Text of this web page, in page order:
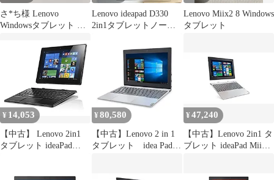
さ*ち様 Lenovo
Windowsタブレット パ
Lenovo ideapad D330
2in1タブレットノート
Lenovo Miix2 8 Windows
タブレット
¥ 14,053
【中古】 Lenovo 2in1
タブレット ideaPad
¥ 80,580
【中古】Lenovo 2 in 1
タブレット idea Pad
¥47,240
【中古】Lenovo 2in1 タ
ブレット ideaPad Miix